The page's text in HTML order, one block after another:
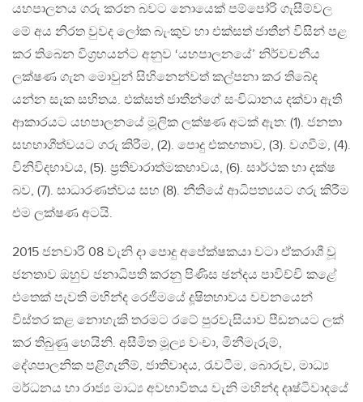
යහපාලනය ගරු කරන බවට නොයෙක් පම්පෝරි ගැසීම්වල
මේ අය නිරත වුවද ලෝක බැංකුව හා එක්සත් ජාතීන් විසින් පළ
කර තිබෙන විග්‍රහයන්ට අනුව ‘යහපාලනයේ’ නිර්වචනීය
ලක්ෂණ ගැන මොවුන් සිහිනෙන්වත් කල්පනා කර තිබේද
යන්න සැක සහිතය. එක්සත් ජාතීන්ගේ සංවිධානය දක්වා ඇති
ආකාරයට යහපාලනයේ මූලික ලක්ෂණ අටක් ඇත: (1). ජනතා
සහභාගීත්වයට ගරු කිරීම, (2). පොදු එකඟතාව, (3). වගවීම, (4).
විනිවිදභාවය, (5). ප්‍රතිචාරාත්මකභාවය, (6). සාර්ථක හා දක්ෂ
බව, (7). සාධාරණත්වය සහ (8). නීතියේ ආධිපත්‍යයට ගරු කිරීම
එම ලක්ෂණ අටයි.
2015 ජනවාරි 08 වැනි දා පොදු අපේක්ෂකයා වටා ඒකරාශී වූ
ජනතාව ඔහුව ජනාධිපති කරනු පිණිස ඡන්දය පාවිච්චි කළේ
එතෙක් පැවති මහින්ද රෙජීමයේ දූෂිතභාවය වචනයෙන්
විස්තර කළ නොහැකි තරමට රටේ පුරවැසියාව පීඩනයට ලක්
කර තිබුණු හෙයිනි. අසීමිත මූල්‍ය වංචා, මිනීමැරුම්,
දේශපාලනික පළිගැනීම්, ජාතිවාදය, රැවටීම, බොරුව, මාධ්‍ය
මර්ධනය හා රාජ්‍ය මාධ්‍ය අවභාවිතය වැනි මහින්ද දෘෂ්ටිවාදයේ